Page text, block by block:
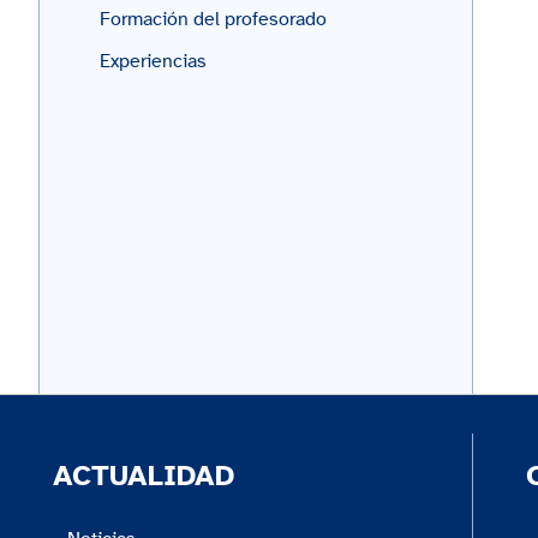
Formación del profesorado
Experiencias
ACTUALIDAD